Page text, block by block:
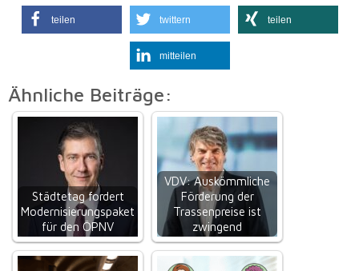
teilen twittern teilen
mitteilen
Ähnliche Beiträge:
Städtetag fordert
Modernisierungspaket
für den ÖPNV
VDV: Auskömmliche
Förderung der
Trassenpreise ist
zwingend